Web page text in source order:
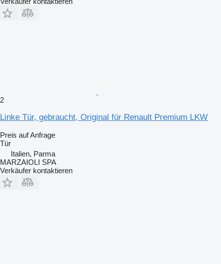
2
Linke Tür, gebraucht, Original für Renault Premium LKW
Preis auf Anfrage
Tür
Italien, Parma
MARZAIOLI SPA
Verkäufer kontaktieren